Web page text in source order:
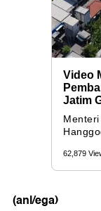
(anl/ega)